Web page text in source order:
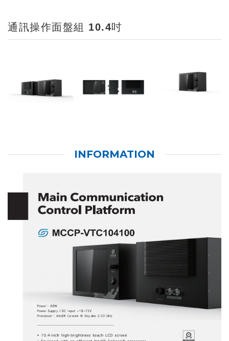
通訊操作面盤組 10.4吋
INFORMATION